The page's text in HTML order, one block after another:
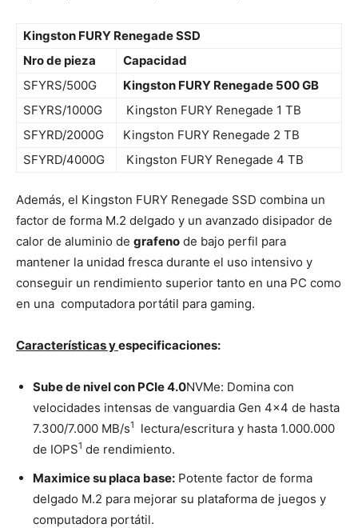
Kingston FURY Renegade SSD
Nro de pieza
Capacidad
SFYRS/500G
Kingston FURY Renegade 500 GB
SFYRS/1000G
Kingston FURY Renegade 1 TB
SFYRD/2000G
Kingston FURY Renegade 2 TB
SFYRD/4000G
Kingston FURY Renegade 4 TB
Además, el Kingston FURY Renegade SSD combina un
factor de forma M.2 delgado y un avanzado disipador de
calor de aluminio de grafeno de bajo perfil para
mantener la unidad fresca durante el uso intensivo y
conseguir un rendimiento superior tanto en una PC como
en una computadora portátil para gaming.
Características yespecificaciones:
Sube de nivel con PCIe 4.0NVMe: Domina con
velocidades intensas de vanguardia Gen 4×4 de hasta
7.300/7.000 MB/s1
lectura/escritura y hasta 1.000.000
de IOPS1 de rendimiento.
Maximice su placa base: Potente factor de forma
delgado M.2 para mejorar su plataforma de juegos y
computadora portátil.